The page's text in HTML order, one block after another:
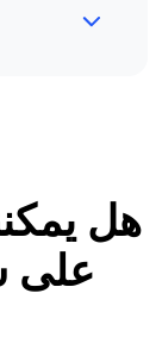
هل
على